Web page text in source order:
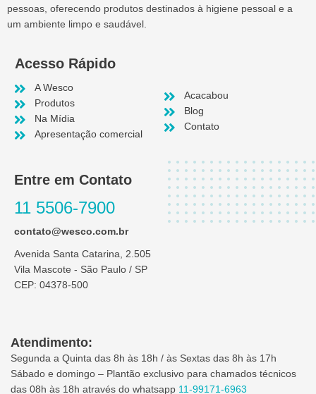
pessoas, oferecendo produtos destinados à higiene pessoal e a
um ambiente limpo e saudável.
Acesso Rápido
A Wesco
Produtos
Na Mídia
Apresentação comercial
Acacabou
Blog
Contato
Entre em Contato
11 5506-7900
contato@wesco.com.br
Avenida Santa Catarina, 2.505
Vila Mascote - São Paulo / SP
CEP: 04378-500
Atendimento:
Segunda a Quinta das 8h às 18h / às Sextas das 8h às 17h
Sábado e domingo – Plantão exclusivo para chamados técnicos
das 08h às 18h através do whatsapp 11-99171-6963